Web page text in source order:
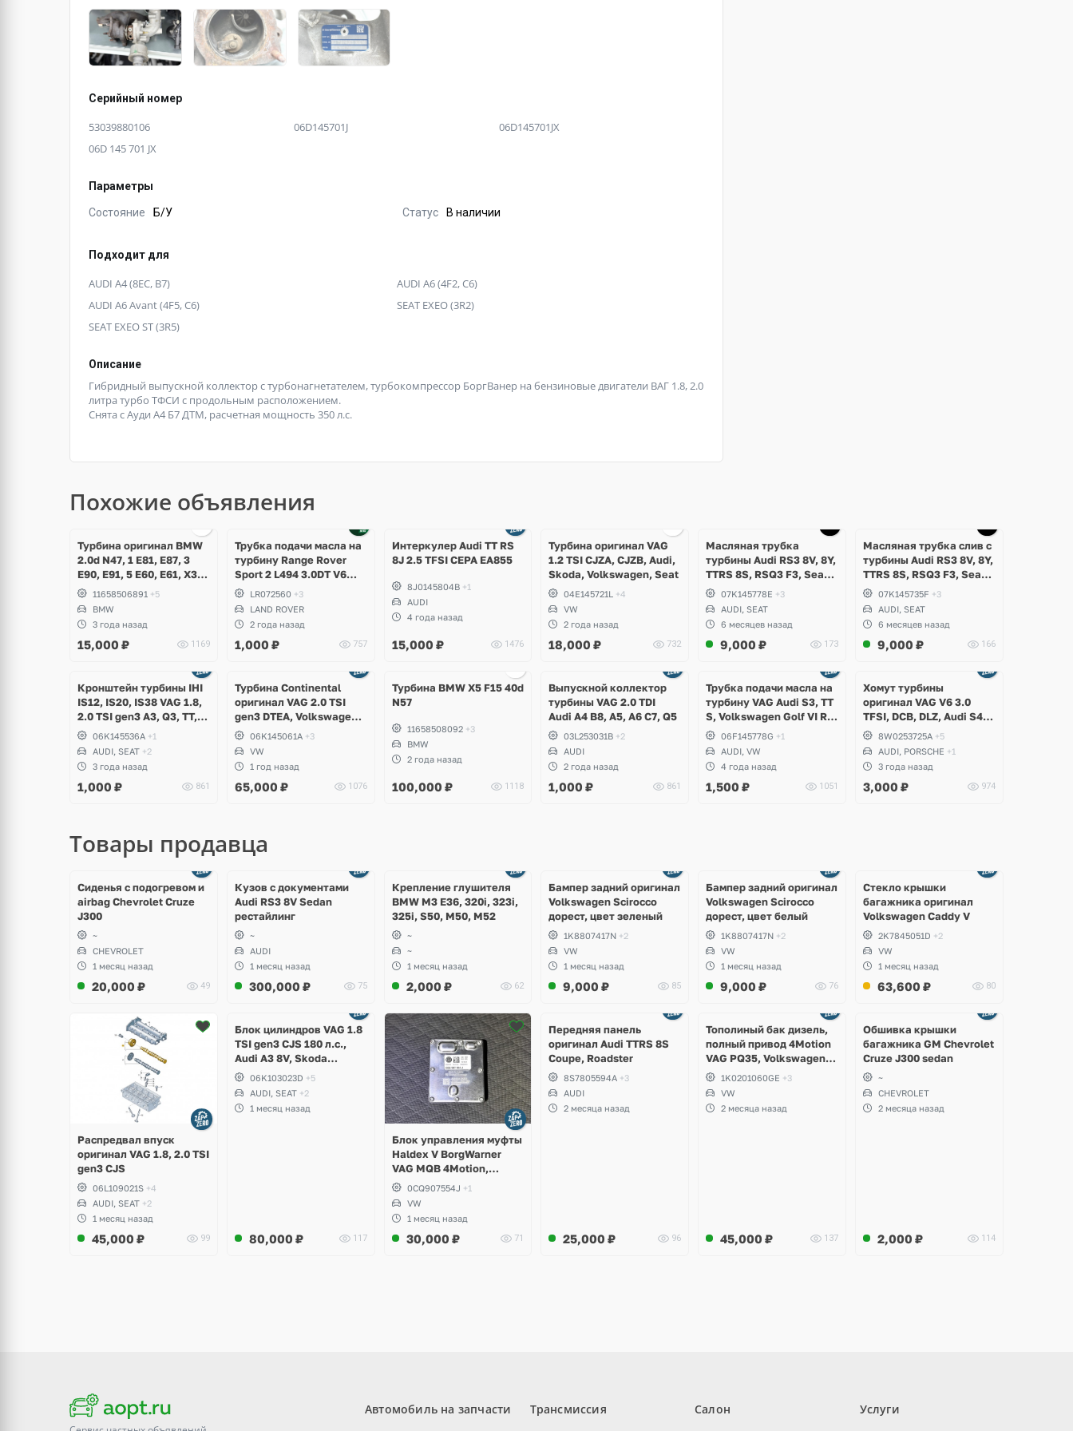
Серийный номер
53039880106 06D145701J
06D145701JX
06D 145 701 JX
Параметры
Состояние Б/У Статус В наличии
Подходит для
AUDI A4 (8EC, B7)
AUDI A6 (4F2, C6)
AUDI A6 Avant (4F5, C6)
SEAT EXEO (3R2)
SEAT EXEO ST (3R5)
Описание
Гибридный выпускной коллектор с турбонагнетателем, турбокомпрессор БоргВанер на бензиновые двигатели ВАГ 1.8, 2.0
литра турбо ТФСИ с продольным расположением.
Снята с Ауди А4 Б7 ДТМ, расчетная мощность 350 л.с.
Похожие объявления
Турбина оригинал BMW
2.0d N47, 1 E81, E87, 3
E90, E91, 5 E60, E61, X3
E8311658506891 +5
BMW
3 года назад
15,000 ₽ 1169
Трубка подачи масла на
турбину Range Rover
Sport 2 L494 3.0DT V6
gen2 Twin-turbo
LR072560 +3
LAND ROVER
2 года назад
1,000 ₽ 757
Интеркулер Audi TT RS
8J 2.5 TFSI CEPA EA855
8J0145804B +1
AUDI
4 года назад
15,000 ₽ 1476
Турбина оригинал VAG
1.2 TSI CJZA, CJZB, Audi,
Skoda, Volkswagen, Seat
04E145721L
+4
VW
2 года назад
18,000 ₽ 732
Масляная трубка
турбины Audi RS3 8V, 8Y,
TTRS 8S, RSQ3 F3, Seat
Formentor Cupra 2.5 TFSI
Evo, DAZA, DNWA, DNWB
07K145778E +3
AUDI, SEAT
6 месяцев назад
9,000 ₽ 173
Масляная трубка слив с
турбины Audi RS3 8V, 8Y,
TTRS 8S, RSQ3 F3, Seat
Formentor Cupra 2.5 TFSI
Evo, DAZA, DNWA, DNWB
07K145735F +3
AUDI, SEAT
6 месяцев назад
9,000 ₽ 166
Кронштейн турбины IHI
IS12, IS20, IS38 VAG 1.8,
2.0 TSI gen3 A3, Q3, TT,
Volkswagen Arteon,
Passat B8, Atlas,
Teramont, Golf 7, Tiguan,
Skoda Kodiaq, Karoq,
Superb, Octavia A7, Seat
06K145536A +1
AUDI, SEAT +2
3 года назад
1,000 ₽ 861
Турбина Continental
оригинал VAG 2.0 TSI
gen3 DTEA, Volkswagen
Tiguan Allspace USA
06K145061A +3
VW
1 год назад
65,000 ₽ 1076
Турбина BMW X5 F15 40d
N57
11658508092 +3
BMW
2 года назад
100,000 ₽ 1118
Выпускной коллектор
турбины VAG 2.0 TDI
Audi A4 B8, A5, A6 C7, Q5
03L253031B +2
AUDI
2 года назад
1,000 ₽ 861
Трубка подачи масла на
турбину VAG Audi S3, TT
S, Volkswagen Golf VI R
2.0 TFSI EA113 CDLA
CDLC
06F145778G +1
AUDI, VW
4 года назад
1,500 ₽ 1051
Хомут турбины
оригинал VAG V6 3.0
TFSI, DCB, DLZ, Audi S4
B9, S5, A6 C8, A7, SQ5,
Q7, Q8, Porsche Macan,
Cayenne E3, Panamera
971, Volkswagen Touareg
8W0253725A +5
AUDI, PORSCHE +1
3 года назад
3,000 ₽ 974
Товары продавца
Сиденья с подогревом и
airbag Chevrolet Cruze
J300
~
CHEVROLET
1 месяц назад
20,000 ₽ 49
Кузов с документами
Audi RS3 8V Sedan
рестайлинг
~
AUDI
1 месяц назад
300,000 ₽ 75
Крепление глушителя
BMW M3 E36, 320i, 323i,
325i, S50, M50, M52
~
~
1 месяц назад
2,000 ₽ 62
Бампер задний оригинал
Volkswagen Scirocco
дорест, цвет зеленый
1K8807417N +2
VW
1 месяц назад
9,000 ₽ 85
Бампер задний оригинал
Volkswagen Scirocco
дорест, цвет белый
1K8807417N +2
VW
1 месяц назад
9,000 ₽ 76
Стекло крышки
багажника оригинал
Volkswagen Caddy V
2K7845051D +2
VW
1 месяц назад
63,600 ₽ 80
Распредвал впуск
оригинал VAG 1.8, 2.0 TSI
gen3 CJS
06L109021S +4
AUDI, SEAT +2
1 месяц назад
45,000 ₽ 99
2 фото
Блок цилиндров VAG 1.8
TSI gen3 CJS 180 л.с.,
Audi A3 8V, Skoda
Octavia A7, Superb,
Volkswagen Passat B8,
Golf VII Alltrack, Seat
Leon
06K103023D +5
AUDI, SEAT +2
1 месяц назад
80,000 ₽ 117
Блок управления муфты
Haldex V BorgWarner
VAG MQB 4Motion,
Volkswagen Tiguan
0CQ907554J +1
VW
1 месяц назад
30,000 ₽ 71
2 фото
Передняя панель
оригинал Audi TTRS 8S
Coupe, Roadster
8S7805594A +3
AUDI
2 месяца назад
25,000 ₽ 96
Тополиный бак дизель,
полный привод 4Motion
VAG PQ35, Volkswagen
Scirocco, Golf V, VI,
Skoda Yeti, Octavia A5,
Superb, Audi A3, Seat
Altea
1K0201060GE +3
VW
2 месяца назад
45,000 ₽ 137
Обшивка крышки
багажника GM Chevrolet
Cruze J300 sedan
~
CHEVROLET
2 месяца назад
2,000 ₽ 114
Автомобиль на запчасти Трансмиссия Салон Услуги